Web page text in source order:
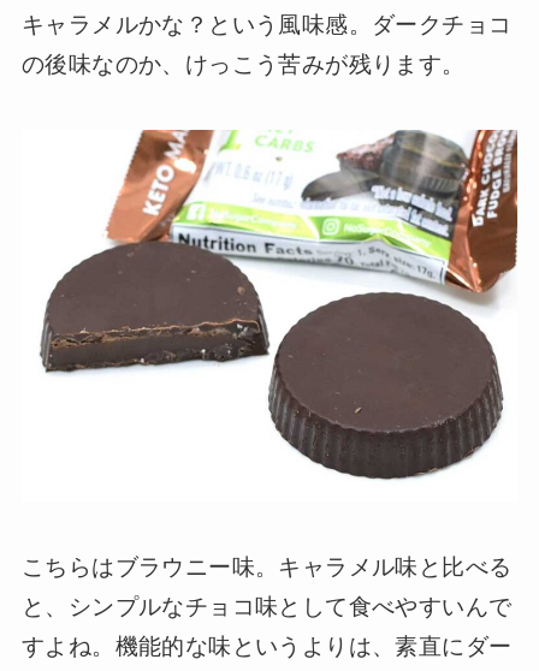
キャラメルかな？という風味感。ダークチョコ
の後味なのか、けっこう苦みが残ります。
こちらはブラウニー味。キャラメル味と比べる
と、シンプルなチョコ味として食べやすいんで
すよね。機能的な味というよりは、素直にダー